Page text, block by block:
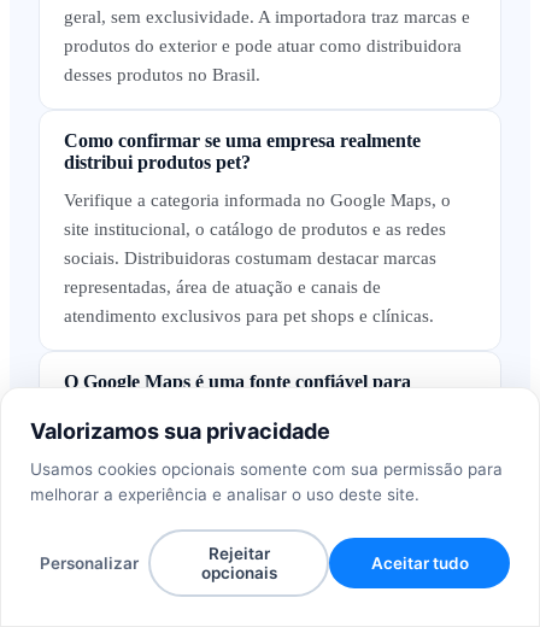
geral, sem exclusividade. A importadora traz marcas e
produtos do exterior e pode atuar como distribuidora
desses produtos no Brasil.
Como confirmar se uma empresa realmente
distribui produtos pet?
Verifique a categoria informada no Google Maps, o
site institucional, o catálogo de produtos e as redes
sociais. Distribuidoras costumam destacar marcas
representadas, área de atuação e canais de
atendimento exclusivos para pet shops e clínicas.
O Google Maps é uma fonte confiável para
Sim. É uma das fontes mais completas porque as
próprias empresas mantêm o perfil atualizado com
endereço do centro de distribuição, telefone, horário
de funcionamento e fotos do galpão ou da operação.
Como qualificar distribuidoras pet antes de iniciar
Valorizamos sua privacidade
Usamos cookies opcionais somente com sua permissão para
melhorar a experiência e analisar o uso deste site.
Personalizar
Rejeitar
opcionais
Aceitar tudo